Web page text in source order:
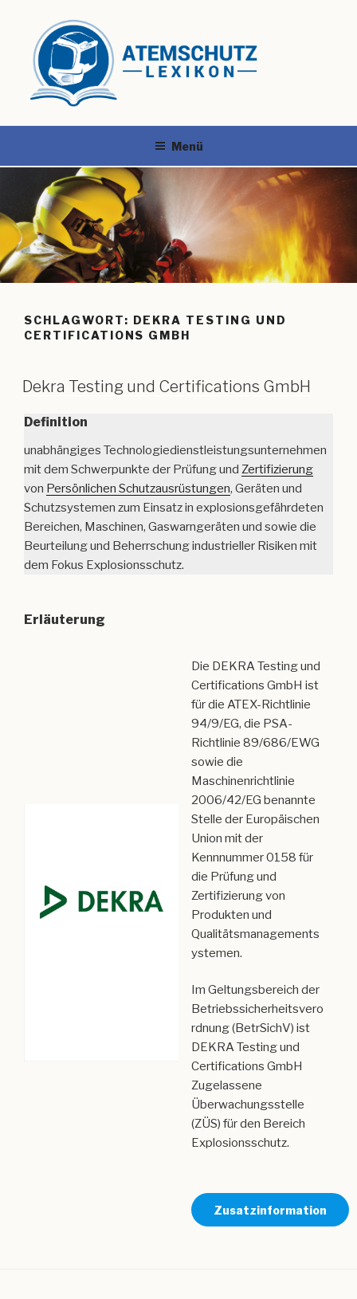
Menü
SCHLAGWORT: DEKRA TESTING UND
CERTIFICATIONS GMBH
Dekra Testing und Certifications GmbH
Definition
unabhängiges Technologiedienstleistungsunternehmen
mit dem Schwerpunkte der Prüfung und Zertifizierung
von Persönlichen Schutzausrüstungen, Geräten und
Schutzsystemen zum Einsatz in explosionsgefährdeten
Bereichen, Maschinen, Gaswarngeräten und sowie die
Beurteilung und Beherrschung industrieller Risiken mit
dem Fokus Explosionsschutz.
Erläuterung
Die DEKRA Testing und
Certifications GmbH ist
für die ATEX-Richtlinie
94/9/EG, die PSA-
Richtlinie 89/686/EWG
sowie die
Maschinenrichtlinie
2006/42/EG benannte
Stelle der Europäischen
Union mit der
Kennnummer 0158 für
die Prüfung und
Zertifizierung von
Produkten und
Qualitätsmanagements
ystemen.
Im Geltungsbereich der
Betriebssicherheitsvero
rdnung (BetrSichV) ist
DEKRA Testing und
Certifications GmbH
Zugelassene
Überwachungsstelle
(ZÜS) für den Bereich
Explosionsschutz.
Zusatzinformation